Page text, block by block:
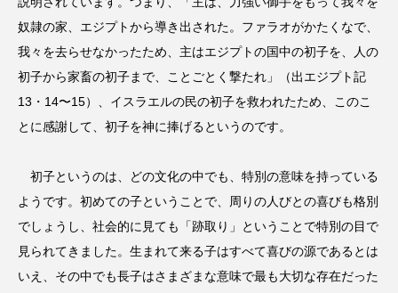
奴隷の家、エジプトから導き出された。ファラオがかたくなで、
我々を去らせなかったため、主はエジプトの国中の初子を、人の
初子から家畜の初子まで、ことごとく撃たれ」（出エジプト記
13・14〜15）、イスラエルの民の初子を救われたため、このこ
とに感謝して、初子を神に捧げるというのです。
初子というのは、どの文化の中でも、特別の意味を持っている
ようです。初めての子ということで、周りの人びとの喜びも格別
でしょうし、社会的に見ても「跡取り」ということで特別の目で
見られてきました。生まれて来る子はすべて喜びの源であるとは
いえ、その中でも長子はさまざまな意味で最も大切な存在だった